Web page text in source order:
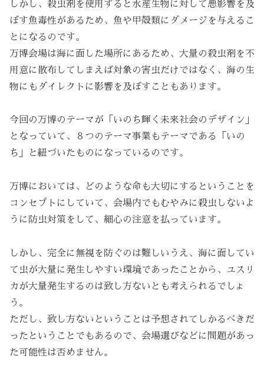
しかし、殺虫剤を使用すると水産生物に対して悪影響を及
ぼす魚毒性があるため、魚や甲殻類にダメージを与えるこ
とになるのです。
万博会場は海に面した場所にあるため、大量の殺虫剤を不
用意に散布してしまえば対象の害虫だけではなく、海の生
物にもダイレクトに影響を及ぼすこともあります。
今回の万博のテーマが「いのち輝く未来社会のデザイン」
となっていて、８つのテーマ事業もテーマである「いの
ち」と紐づいたものになっているのです。
万博においては、どのような命も大切にするということを
コンセプトにしていて、会場内でもむやみに殺虫しないよ
うに防虫対策をして、細心の注意を払っています。
しかし、完全に無視を防ぐのは難しいうえ、海に面してい
て虫が大量に発生しやすい環境であったことから、ユスリ
カが大量発生するのは致し方ないとも考えられるでしょ
う。
ただし、致し方ないということは予想されてしかるべきだ
ったということでもあるので、会場選びなどに問題があっ
た可能性は否めません。